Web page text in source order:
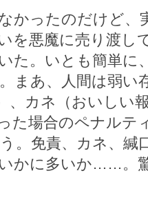
かったのだけど、
を悪魔に売り渡し
た。いとも簡単に
まあ、人間は弱い
、カネ（おいしい
た場合のペナル
。免責、カネ、緘
かに多いか……。